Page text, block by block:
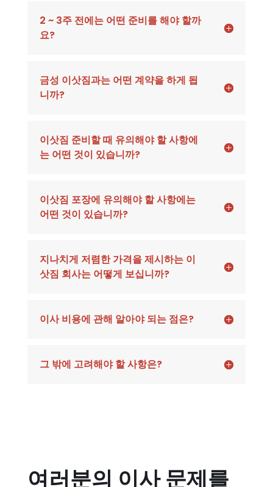
2 ~ 3주 전에는 어떤 준비를 해야 할까
요?
금성 이삿짐과는 어떤 계약을 하게 됩
니까?
이삿짐 준비할 때 유의해야 할 사항에
는 어떤 것이 있습니까?
이삿짐 포장에 유의해야 할 사항에는
어떤 것이 있습니까?
지나치게 저렴한 가격을 제시하는 이
삿짐 회사는 어떻게 보십니까?
이사 비용에 관해 알아야 되는 점은?
그 밖에 고려해야 할 사항은?
여러분의 이사 문제를